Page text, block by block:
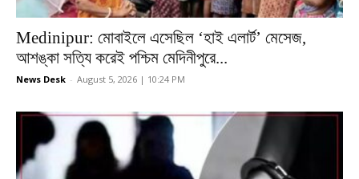
Medinipur: মোবাইলে এসেছিল ‘হাই এলার্ট’ মেসেজ,
আশঙ্কা সত্যি করেই পশ্চিম মেদিনীপুরে...
News Desk - August 5, 2026 | 10:24 PM